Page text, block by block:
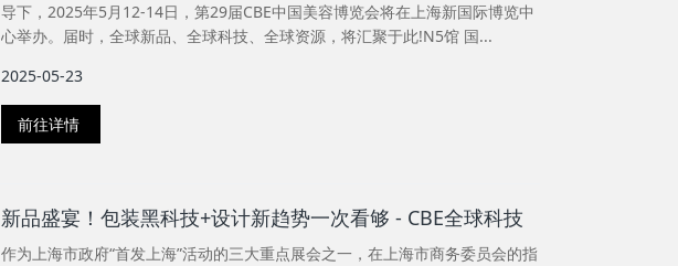
导下，2025年5月12-14日，第29届CBE中国美容博览会将在上海新国际博览中
心举办。届时，全球新品、全球科技、全球资源，将汇聚于此!N5馆 国...
2025-05-23
前往详情
新品盛宴！包装黑科技+设计新趋势一次看够 - CBE全球科技
作为上海市政府“首发上海”活动的三大重点展会之一，在上海市商务委员会的指